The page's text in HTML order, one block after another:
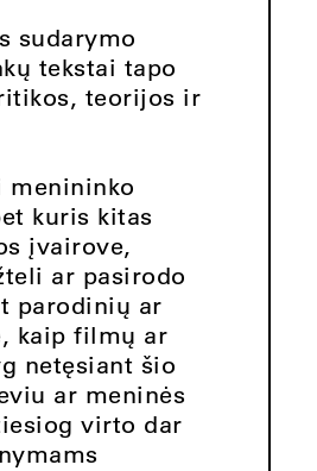
sudarymo
tekstai tapo
teorijos ir
menininko
kuris kitas
įvairove,
ar pasirodo
parodinių ar
kaip filmų ar
netęsiant šio
ar meninės
virto dar